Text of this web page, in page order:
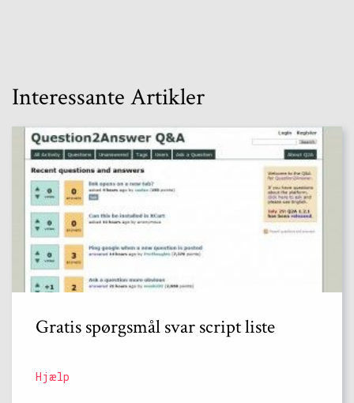
Interessante Artikler
Gratis spørgsmål svar script liste
Hjælp